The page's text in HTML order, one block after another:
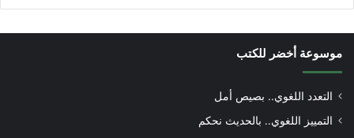
موسوعة أخضر للكتب
التعدد اللغوي.. بصيص أمل
التمييز اللغوي.. بالحديث نحكم